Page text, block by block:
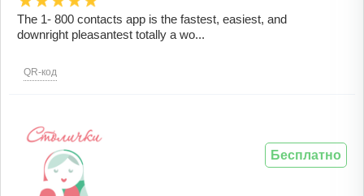
The 1- 800 contacts app is the fastest, easiest, and
downright pleasantest totally a wo...
QR-код
Бесплатно